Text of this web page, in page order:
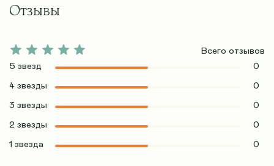
Отзывы
Всего отзывов
5 звезд
0
4 звезды 0
3 звезды 0
2 звезды 0
1 звезда 0